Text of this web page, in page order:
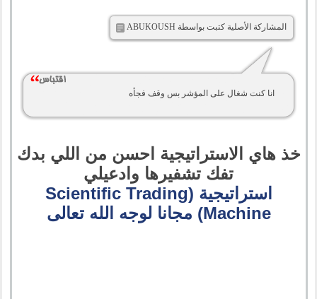
المشاركة الأصلية كتبت بواسطة ABUKOUSH
انا كنت شغال على المؤشر بس وقف فجأه
خذ هاي الاستراتيجية احسن من اللي بدك
تفك تشفيرها وادعيلي
استراتيجية (Scientific Trading
Machine) مجانا لوجه الله تعالى